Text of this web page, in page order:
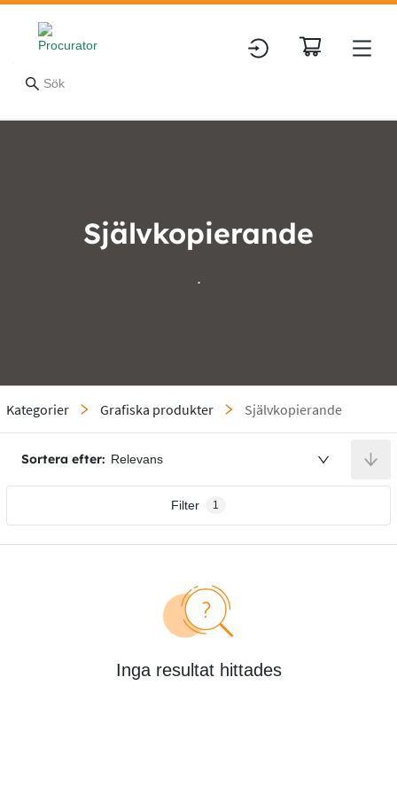
Självkopierande
.
Kategorier Grafiska produkter Självkopierande
Sortera efter: Relevans
Filter 1
Inga resultat hittades